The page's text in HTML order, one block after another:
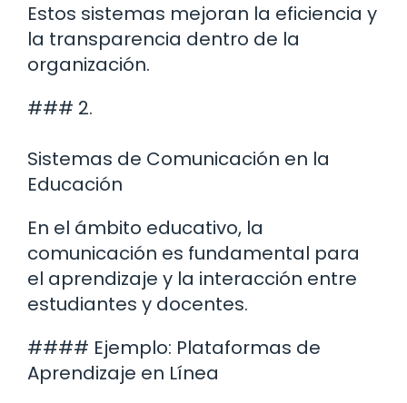
Estos sistemas mejoran la eficiencia y
la transparencia dentro de la
organización.
### 2.
Sistemas de Comunicación en la
Educación
En el ámbito educativo, la
comunicación es fundamental para
el aprendizaje y la interacción entre
estudiantes y docentes.
#### Ejemplo: Plataformas de
Aprendizaje en Línea